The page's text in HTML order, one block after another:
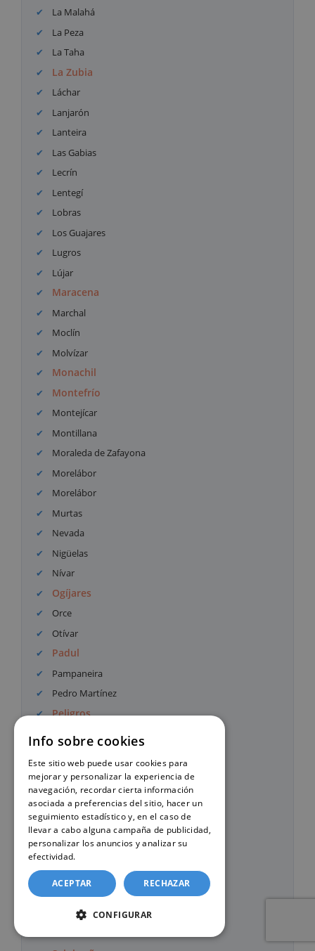
La Malahá
La Peza
La Taha
La Zubia
Láchar
Lanjarón
Lanteira
Las Gabias
Lecrín
Lentegí
Lobras
Los Guajares
Lugros
Lújar
Maracena
Marchal
Moclín
Molvízar
Monachil
Montefrío
Montejícar
Montillana
Moraleda de Zafayona
Morelábor
Morelábor
Murtas
Nevada
Nigüelas
Nívar
Ogíjares
Orce
Otívar
Padul
Pampaneira
Pedro Martínez
Peligros
Píñar
Pinos Puente
Polícar
Polopos
Puebla de Don Fadrique
Pulianas
Purullena
Rubite
Info sobre cookies
Este sitio web puede usar cookies para
mejorar y personalizar la experiencia de
navegación, recordar cierta información
asociada a preferencias del sitio, hacer un
seguimiento estadístico y, en el caso de
llevar a cabo alguna campaña de publicidad,
personalizar los anuncios y analizar su
efectividad.
ACEPTAR RECHAZAR
CONFIGURAR